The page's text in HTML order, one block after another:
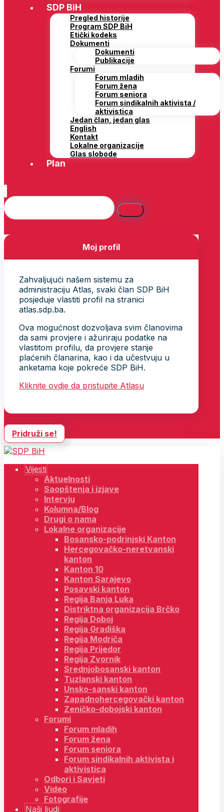
SDP BiH
Pregled historije
Program SDP BiH
Etički kodeks
Dokumenti
Dokumenti
Publikacije
Forumi
Forum mladih
Forum žena
Forum seniora
Forum sindikalnih aktivista /
aktivistica
Jedan član, jedan glas
English
Kontakt
Lokalne organizacije
Glas slobode
Plan
Moj profil
Zahvaljujući našem sistemu za
administraciju Atlas, svaki član SDP BiH
posjeduje vlastiti profil na stranici
atlas.sdp.ba.
Ova mogućnost dozvoljava svim članovima
da sami provjere i ažuriraju podatke na
vlastitom profilu, da provjere stanje
plaćenih članarina, kao i da učestvuju u
anketama koje pokreće SDP BiH.
Kliknite ovdje da pristupite Atlasu
Pridruži se!
Vijesti
Aktuelnosti
Saopštenja i izjave
Intervju
Kolumna/Blog
Drugi o nama
Lokalne organizacije
Bosansko-podrinjski Kanton
Hercegovačko-neretvanski
kanton
Kanton 10
Kanton Sarajevo
Posavski kanton
Regija Banja Luka
Distriktna organizacija Brčko
Regija Doboj
Regija Gradiška
Regija Modriča
Regija Prijedor
Regija Zvornik
Srednjobosanski kanton
Tuzlanski kanton
Unsko-sanski kanton
Zapadnohercegovački kanton
Zeničko-dobojski kanton
Forumi
Forum mladih
Forum žena
Forum seniora
Forum sindikalnih aktivista i
aktivistica
Odbori i Savjeti
Video
Fotografije
Naši ljudi